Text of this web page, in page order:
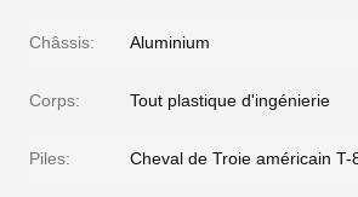
Châssis: Aluminium
Corps: Tout plastique d'ingénierie
Piles: Cheval de Troie américain T-